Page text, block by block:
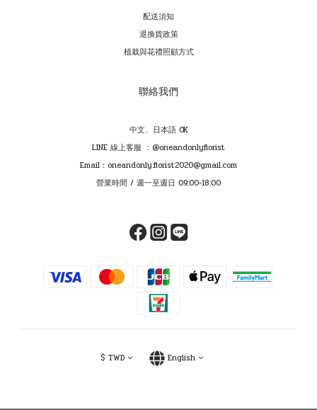
配送須知
退換貨政策
植栽與花禮照顧方式
聯絡我們
中文、日本語 OK
LINE 線上客服 ：@oneandonlyflorist
Email：oneandonly.florist2020@gmail.com
營業時間 / 週一至週日 09:00-18:00
$ TWD English